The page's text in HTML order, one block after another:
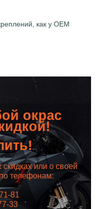
как у OEM
окрас
или о своей
телефонам:
81
33